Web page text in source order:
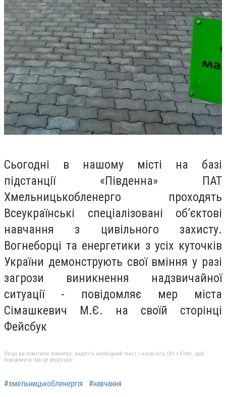
Сьогодні в нашому місті на базі
підстанції «Південна» ПАТ
Хмельницькобленерго проходять
Всеукраїнські спеціалізовані об’єктові
навчання з цивільного захисту.
Вогнеборці та енергетики з усіх куточків
України демонструють свої вміння у разі
загрози виникнення надзвичайної
ситуації - повідомляє мер міста
Сімашкевич М.Є. на своїй сторінці
Фейсбук
Якщо ви помітили помилку, виділіть необхідний текст і натисніть Ctrl + Enter, щоб
повідомити про це редакцію
#хмельницькобленергія #навчання